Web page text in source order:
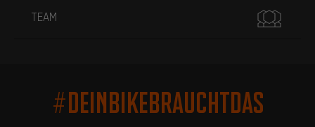
TEAM
#DEINBIKEBRAUCHTDAS